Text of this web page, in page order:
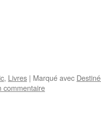
, Livres | Marqué avec
commentaire